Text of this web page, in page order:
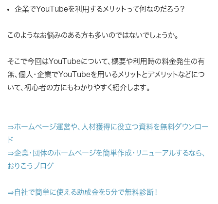
企業でYouTubeを利用するメリットって何なのだろう？
このようなお悩みのある方も多いのではないでしょうか。
そこで今回はYouTubeについて、概要や利用時の料金発生の有
無、個人・企業でYouTubeを用いるメリットとデメリットなどにつ
いて、初心者の方にもわかりやすく紹介します。
⇒ホームページ運営や、人材獲得に役立つ資料を無料ダウンロー
ド
⇒企業・団体のホームページを簡単作成・リニューアルするなら、
おりこうブログ
⇒自社で簡単に使える助成金を5分で無料診断！